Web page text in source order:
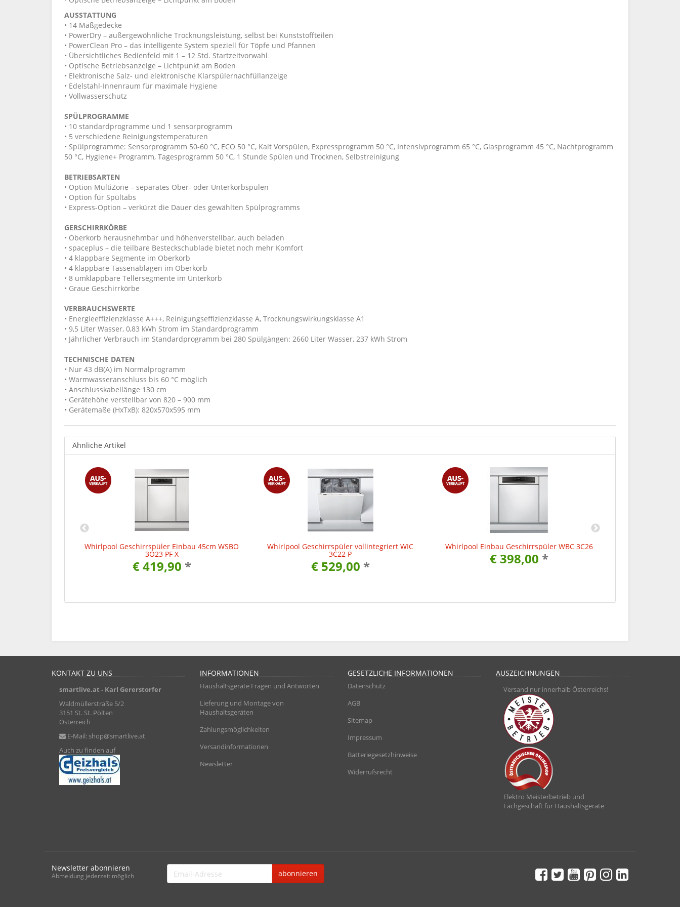
AUSSTATTUNG
• 14 Maßgedecke
• PowerDry – außergewöhnliche Trocknungsleistung, selbst bei Kunststoffteilen
• PowerClean Pro – das intelligente System speziell für Töpfe und Pfannen
• Übersichtliches Bedienfeld mit 1 – 12 Std. Startzeitvorwahl
• Optische Betriebsanzeige – Lichtpunkt am Boden
• Elektronische Salz- und elektronische Klarspülernachfüllanzeige
• Edelstahl-Innenraum für maximale Hygiene
• Vollwasserschutz
SPÜLPROGRAMME
• 10 standardprogramme und 1 sensorprogramm
• 5 verschiedene Reinigungstemperaturen
• Spülprogramme: Sensorprogramm 50-60 °C, ECO 50 °C, Kalt Vorspülen, Expressprogramm 50 °C, Intensivprogramm 65 °C, Glasprogramm 45 °C, Nachtprogramm
50 °C, Hygiene+ Programm, Tagesprogramm 50 °C, 1 Stunde Spülen und Trocknen, Selbstreinigung
BETRIEBSARTEN
• Option MultiZone – separates Ober- oder Unterkorbspülen
• Option für Spültabs
• Express-Option – verkürzt die Dauer des gewählten Spülprogramms
GERSCHIRRKÖRBE
• Oberkorb herausnehmbar und höhenverstellbar, auch beladen
• spaceplus – die teilbare Besteckschublade bietet noch mehr Komfort
• 4 klappbare Segmente im Oberkorb
• 4 klappbare Tassenablagen im Oberkorb
• 8 umklappbare Tellersegmente im Unterkorb
• Graue Geschirrkörbe
VERBRAUCHSWERTE
• Energieeffizienzklasse A+++, Reinigungseffizienzklasse A, Trocknungswirkungsklasse A1
• 9,5 Liter Wasser, 0,83 kWh Strom im Standardprogramm
• Jährlicher Verbrauch im Standardprogramm bei 280 Spülgängen: 2660 Liter Wasser, 237 kWh Strom
TECHNISCHE DATEN
• Nur 43 dB(A) im Normalprogramm
• Warmwasseranschluss bis 60 °C möglich
• Anschlusskabellänge 130 cm
• Gerätehöhe verstellbar von 820 – 900 mm
• Gerätemaße (HxTxB): 820x570x595 mm
Ähnliche Artikel
Whirlpool Geschirrspüler Einbau 45cm WSBO
3O23 PF X
€ 419,90 *
Whirlpool Geschirrspüler vollintegriert WIC
3C22 P
€ 529,00 *
Whirlpool Einbau Geschirrspüler WBC 3C26
€ 398,00 *
KONTAKT ZU UNS
smartlive.at - Karl Gererstorfer
Waldmüllerstraße 5/2
3151 St. St. Pölten
Österreich
E-Mail: shop@smartlive.at
Auch zu finden auf
INFORMATIONEN
Haushaltsgeräte Fragen und Antworten
Lieferung und Montage von
Haushaltsgeräten
Zahlungsmöglichkeiten
Versandinformationen
Newsletter
GESETZLICHE INFORMATIONEN
Datenschutz
AGB
Sitemap
Impressum
Batteriegesetzhinweise
Widerrufsrecht
AUSZEICHNUNGEN
Versand nur innerhalb Österreichs!
Elektro Meisterbetrieb und
Fachgeschäft für Haushaltsgeräte
Newsletter abonnieren
Abmeldung jederzeit möglich
Email-
Adresse
abonnieren